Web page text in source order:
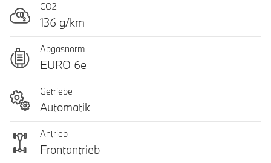
CO2
136 g/km
Abgasnorm
EURO 6e
Getriebe
Automatik
Antrieb
Frontantrieb